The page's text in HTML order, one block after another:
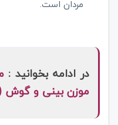
مردان است.
در ادامه بخوانید :
موزن بینی و گوش